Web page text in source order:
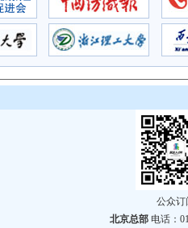
公众
北京总部 电话：